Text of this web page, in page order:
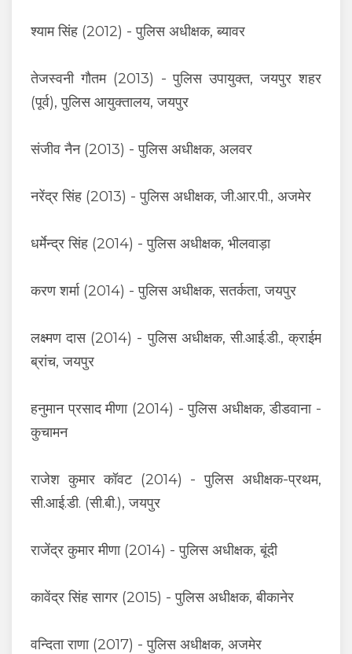
श्याम सिंह (2012) - पुलिस अधीक्षक, ब्यावर
तेजस्वनी गौतम (2013) - पुलिस उपायुक्त, जयपुर शहर
(पूर्व), पुलिस आयुक्तालय, जयपुर
संजीव नैन (2013) - पुलिस अधीक्षक, अलवर
नरेंद्र सिंह (2013) - पुलिस अधीक्षक, जी.आर.पी., अजमेर
धर्मेन्द्र सिंह (2014) - पुलिस अधीक्षक, भीलवाड़ा
करण शर्मा (2014) - पुलिस अधीक्षक, सतर्कता, जयपुर
लक्ष्मण दास (2014) - पुलिस अधीक्षक, सी.आई.डी., क्राईम
ब्रांच, जयपुर
हनुमान प्रसाद मीणा (2014) - पुलिस अधीक्षक, डीडवाना -
कुचामन
राजेश कुमार कॉवट (2014) - पुलिस अधीक्षक-प्रथम,
सी.आई.डी. (सी.बी.), जयपुर
राजेंद्र कुमार मीणा (2014) - पुलिस अधीक्षक, बूंदी
कावेंद्र सिंह सागर (2015) - पुलिस अधीक्षक, बीकानेर
वन्दिता राणा (2017) - पुलिस अधीक्षक, अजमेर